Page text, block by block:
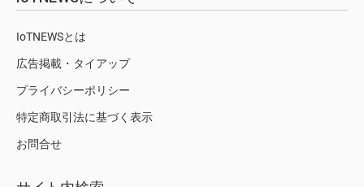
IoTNEWSとは
広告掲載・タイアップ
プライバシーポリシー
特定商取引法に基づく表示
お問合せ